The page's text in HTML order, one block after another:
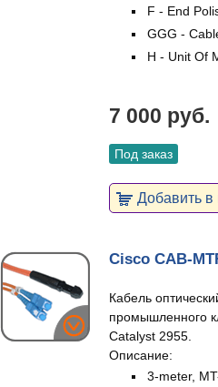
F - End
GGG -
H - Unit Of
7 000 руб.
Под заказ
Добавить в
Cisco CAB-
Кабель
промышленного
Catalyst 2955.
Описание:
3-meter,